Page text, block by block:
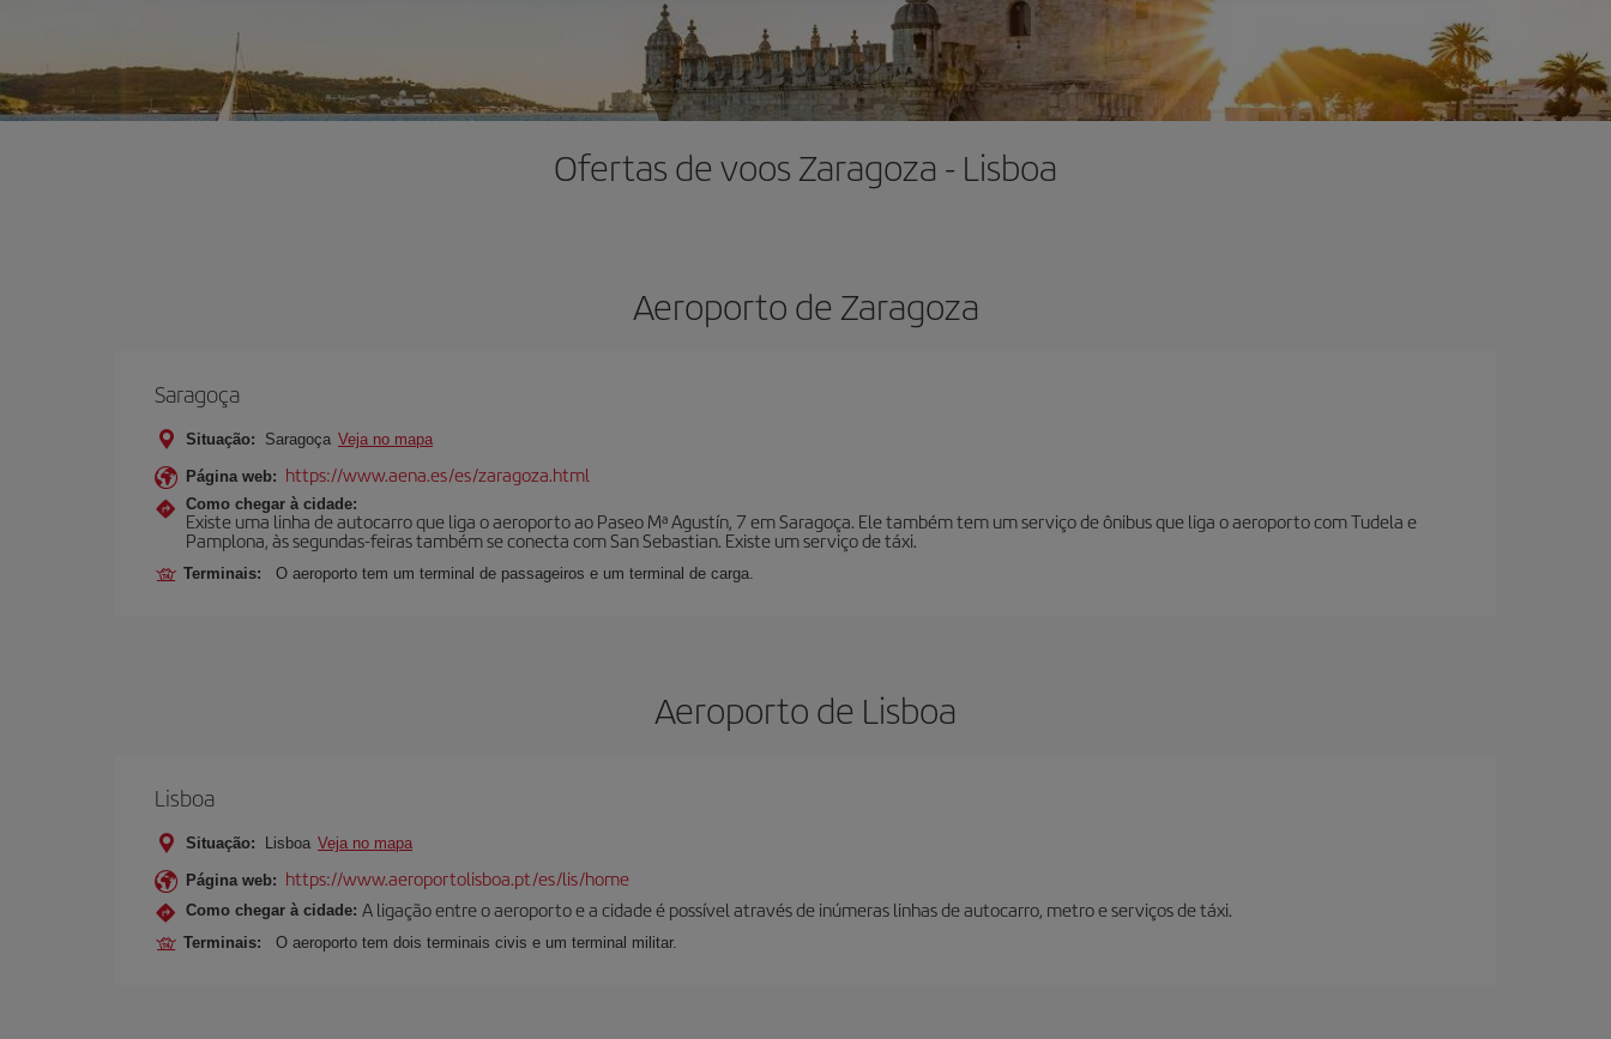
Ofertas de voos Zaragoza - Lisboa
Aeroporto de Zaragoza
Saragoça
Situação: Saragoça Veja no mapa
Página web: https://www.aena.es/es/zaragoza.html
Como chegar à cidade:
Existe uma linha de autocarro que liga o aeroporto ao Paseo Mª Agustín, 7 em Saragoça. Ele também tem um serviço de ônibus que liga o aeroporto com Tudela e
Pamplona, às segundas-feiras também se conecta com San Sebastian. Existe um serviço de táxi.
Terminais: O aeroporto tem um terminal de passageiros e um terminal de carga.
Aeroporto de Lisboa
Lisboa
Situação: Lisboa Veja no mapa
Página web: https://www.aeroportolisboa.pt/es/lis/home
Como chegar à cidade: A ligação entre o aeroporto e a cidade é possível através de inúmeras linhas de autocarro, metro e serviços de táxi.
Terminais: O aeroporto tem dois terminais civis e um terminal militar.